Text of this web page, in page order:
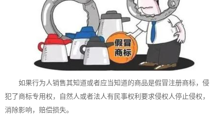
如果行为人销售其知道或者应当知道的商品是假冒注册商标，侵
犯了商标专用权，自然人或者法人有民事权利要求侵权人停止侵权，
消除影响，赔偿损失。